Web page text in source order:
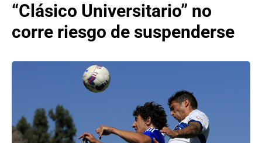
“Clásico Universitario” no
corre riesgo de suspenderse